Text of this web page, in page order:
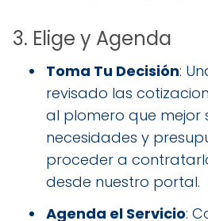
3. Elige y Agenda
Toma Tu Decisión:
revisado las
al plomero que mejor
necesidades y
proceder a
desde nuestro portal.
Agenda el Servicio: